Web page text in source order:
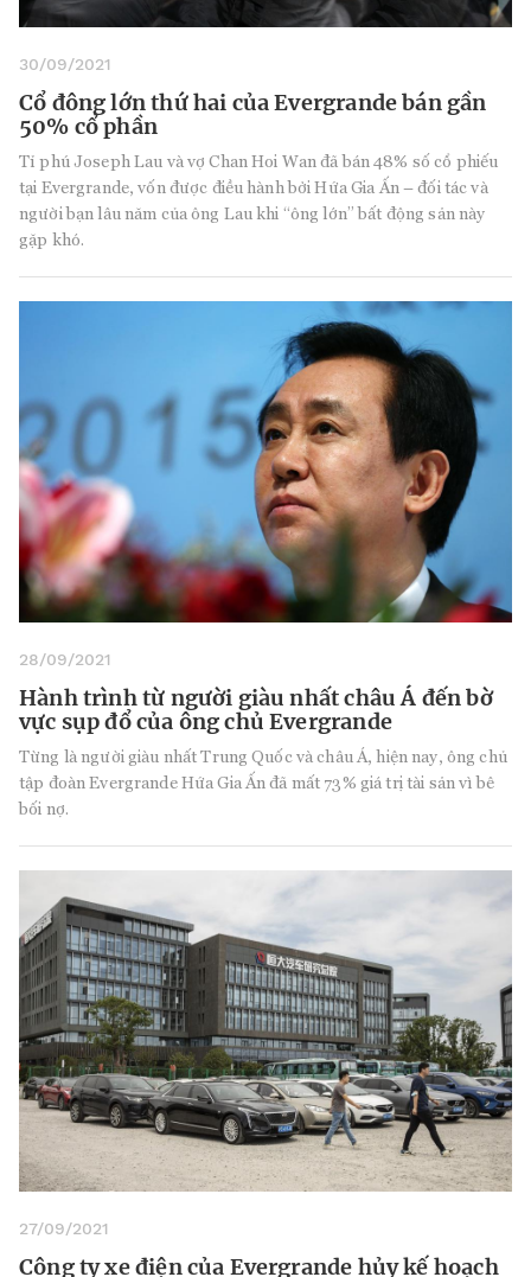
30/09/2021
Cổ đông lớn thứ hai của Evergrande bán gần
50% cổ phần
Tỉ phú Joseph Lau và vợ Chan Hoi Wan đã bán 48% số cổ phiếu
tại Evergrande, vốn được điều hành bởi Hứa Gia Ấn – đối tác và
người bạn lâu năm của ông Lau khi “ông lớn” bất động sản này
gặp khó.
28/09/2021
Hành trình từ người giàu nhất châu Á đến bờ
vực sụp đổ của ông chủ Evergrande
Từng là người giàu nhất Trung Quốc và châu Á, hiện nay, ông chủ
tập đoàn Evergrande Hứa Gia Ấn đã mất 73% giá trị tài sản vì bê
bối nợ.
27/09/2021
Công ty xe điện của Evergrande hủy kế hoạch